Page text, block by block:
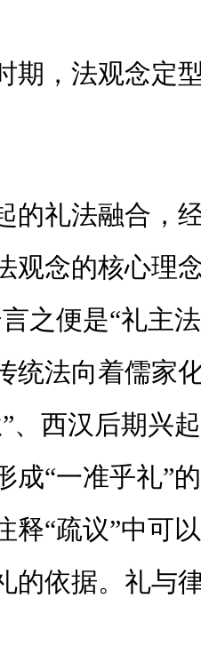
法观念定型
礼法融合，经
观念的核心理
之便是“礼主
统法向着儒家
、西汉后期兴
成“一准乎礼”
释“疏议”中可
的依据。礼与